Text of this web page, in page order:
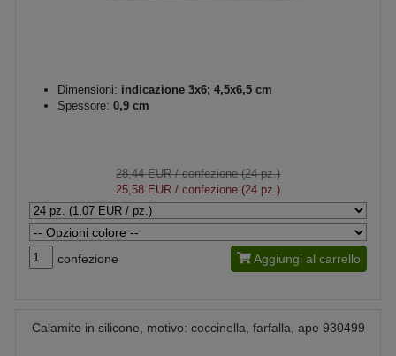
Dimensioni: indicazione 3x6; 4,5x6,5 cm
Spessore: 0,9 cm
28,44 EUR/ confezione (24 pz.)
25,58 EUR / confezione (24 pz.)
confezione Aggiungi al carrello
Calamite in silicone, motivo: coccinella, farfalla, ape 930499